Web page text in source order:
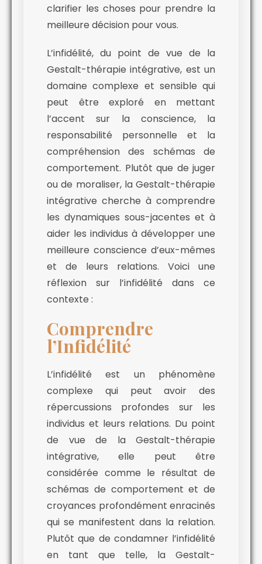
clarifier les choses pour prendre la
meilleure décision pour vous.
L’infidélité, du point de vue de la
Gestalt-thérapie intégrative, est un
domaine complexe et sensible qui
peut être exploré en mettant
l’accent sur la conscience, la
responsabilité personnelle et la
compréhension des schémas de
comportement. Plutôt que de juger
ou de moraliser, la Gestalt-thérapie
intégrative cherche à comprendre
les dynamiques sous-jacentes et à
aider les individus à développer une
meilleure conscience d’eux-mêmes
et de leurs relations. Voici une
réflexion sur l’infidélité dans ce
contexte :
Comprendre
l’Infidélité
L’infidélité est un phénomène
complexe qui peut avoir des
répercussions profondes sur les
individus et leurs relations. Du point
de vue de la Gestalt-thérapie
intégrative, elle peut être
considérée comme le résultat de
schémas de comportement et de
croyances profondément enracinés
qui se manifestent dans la relation.
Plutôt que de condamner l’infidélité
en tant que telle, la Gestalt-